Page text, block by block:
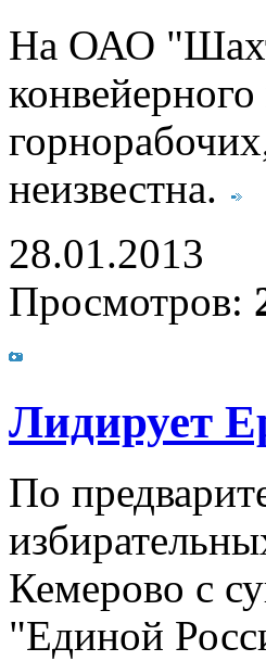
На ОАО
неизвестна.
28.01.2013
Просмотров:
Лидирует
По
Кемерово с
"Единой